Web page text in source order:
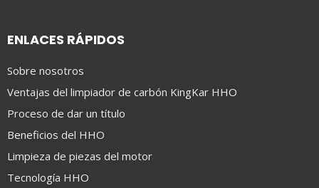
ENLACES RÁPIDOS
Sobre nosotros
Ventajas del limpiador de carbón KingKar HHO
Proceso de dar un título
Beneficios del HHO
Limpieza de piezas del motor
Tecnología HHO